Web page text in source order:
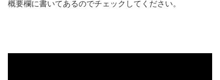
概要欄に書いてあるのでチェックしてください。